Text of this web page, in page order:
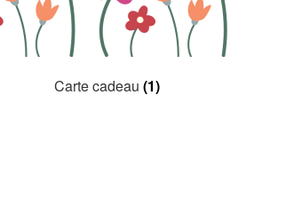
Carte cadeau(1)